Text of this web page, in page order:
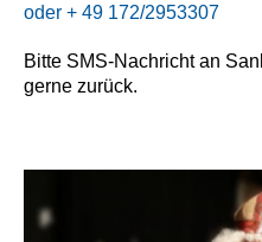
oder + 49 172/2953307
Bitte SMS-Nachricht an
gerne zurück.